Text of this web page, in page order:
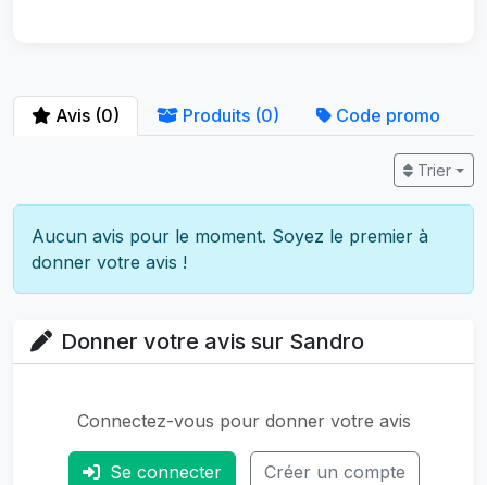
Avis (0) Produits (0) Code promo
Trier
Aucun avis pour le moment. Soyez le premier à
donner votre avis !
Donner votre avis sur Sandro
Connectez-vous pour donner votre avis
Se connecter Créer un compte